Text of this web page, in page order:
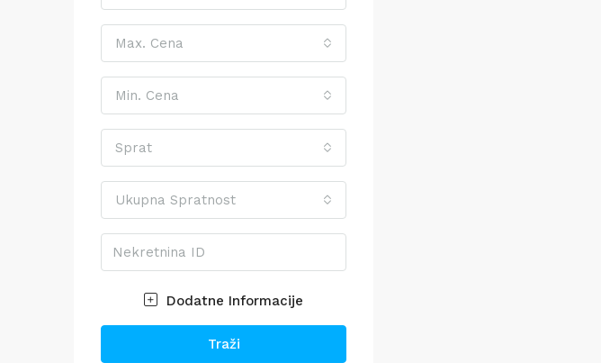
Max. Cena
Min. Cena
Sprat
Ukupna Spratnost
Dodatne Informacije
Traži